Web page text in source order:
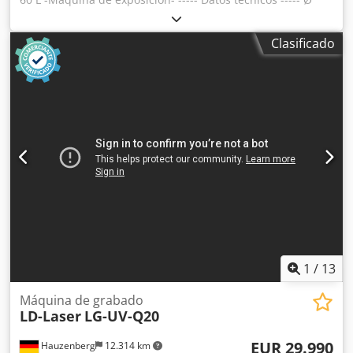
briqueta: 60 mm, Unidad hidráulica 3 kW: 140 bar,
Tensión: 400 V, frecuencia: 50 Hz, Protección por fusible:
16 A, Capacidad aprox.: 20-35 kg/h, Crodpfx Apsu R Sxxocef
Peso aprox.: 300 kg - Manejo sencillo - Mando hidráulico -
Diámetro de la briqueta 60 mm - Longitud de la briqueta
como reguladores, sensores y sensores o controles
complicados - Gran recipiente de almacenamiento - Pinzas
para briquetas templadas - Barra de prensado sustituible -
Clasificado
1 / 13
Hauzenberg 12.314 km
Máquina de grabado
LD-Laser LG-UV-Q20
EUR 29.990